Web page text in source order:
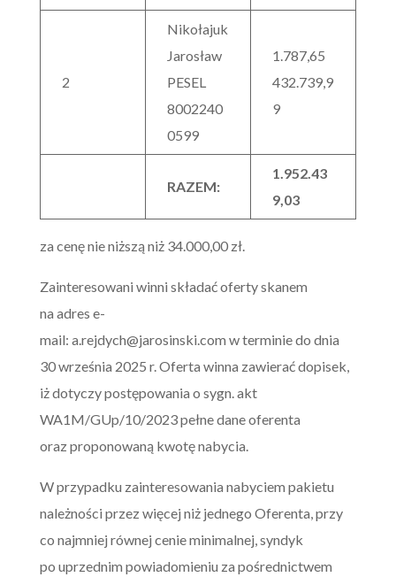
2
Nikołajuk
Jarosław
PESEL
8002240
0599
1.787,65
432.739,9
9
RAZEM:
1.952.43
9,03
za cenę nie niższą niż 34.000,00 zł.
Zainteresowani winni składać oferty skanem
na adres e-
mail: a.rejdych@jarosinski.com w terminie do dnia
30 września 2025 r. Oferta winna zawierać dopisek,
iż dotyczy postępowania o sygn. akt
WA1M/GUp/10/2023 pełne dane oferenta
oraz proponowaną kwotę nabycia.
W przypadku zainteresowania nabyciem pakietu
należności przez więcej niż jednego Oferenta, przy
co najmniej równej cenie minimalnej, syndyk
po uprzednim powiadomieniu za pośrednictwem